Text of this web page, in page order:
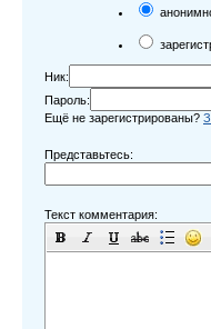
Ник:
Пароль:
Ещё не зарегистрированы?
Представьтесь:
Текст комментария: